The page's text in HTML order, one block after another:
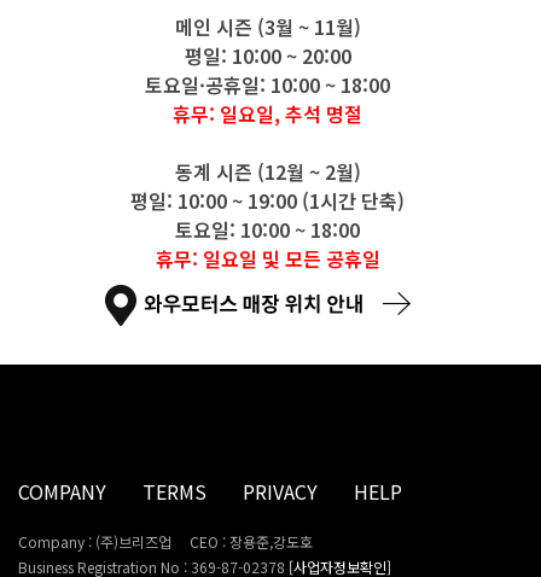
메인 시즌 (3월 ~ 11월)
평일: 10:00 ~ 20:00
토요일·공휴일: 10:00 ~ 18:00
휴무: 일요일, 추석 명절
동계 시즌 (12월 ~ 2월)
평일: 10:00 ~ 19:00 (1시간 단축)
토요일: 10:00 ~ 18:00
휴무: 일요일 및 모든 공휴일
COMPANY TERMS PRIVACY HELP
Company : (주)브리즈업
CEO : 장용준,강도호
Business Registration No : 369-87-02378 [사업자정보확인]